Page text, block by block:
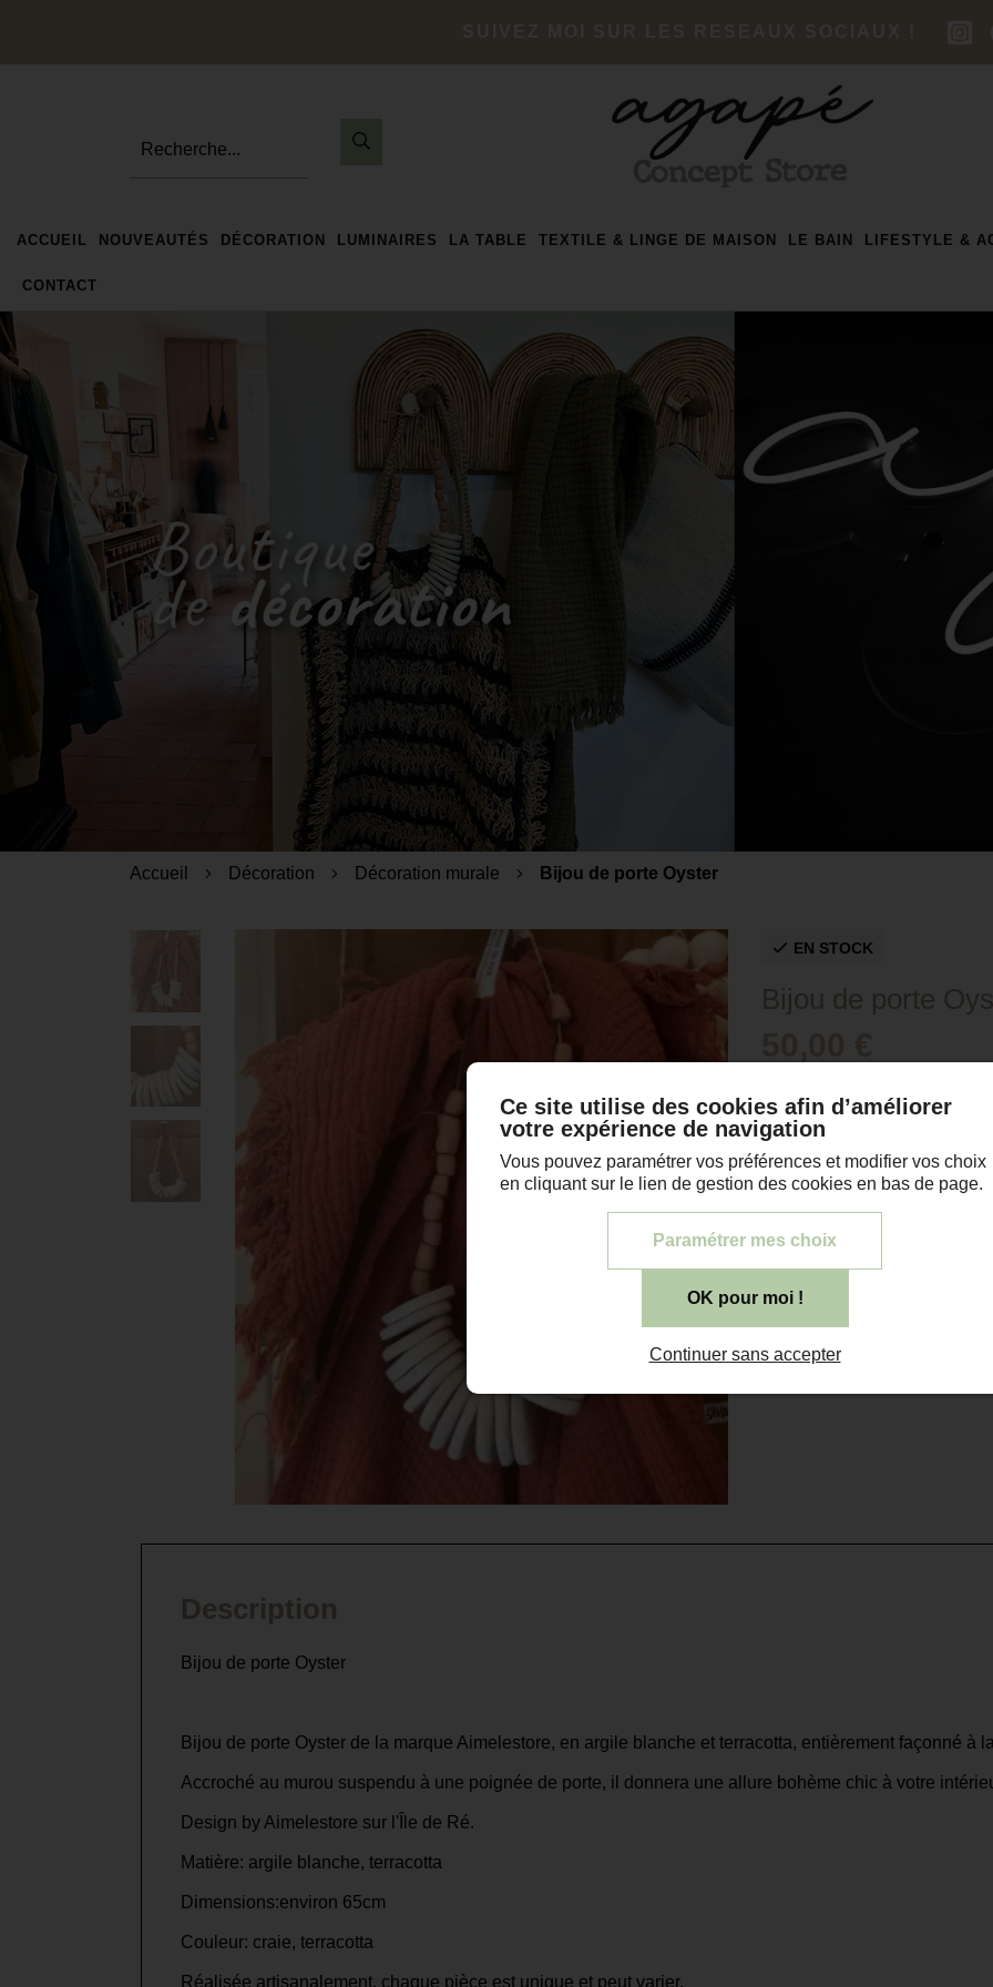
Recherche...
ACCUEIL NOUVEAUTÉS DÉCORATION LUMINAIRES LA TABLE TEXTILE & LINGE DE MAISON LE BAIN LIFESTYLE &
CONTACT
Accueil Décoration Décoration murale Bijou de porte Oyster
EN STOCK
Bijou de porte
1
Description
Bijou de porte Oyster
Bijou de porte Oyster de la marque Aimelestore, en argile blanche et terracotta, entièrement façonné à
Accroché au murou suspendu à une poignée de porte, il donnera une allure bohème chic à votre
Design by Aimelestore sur l'Île de Ré.
Matière: argile blanche, terracotta
Dimensions:environ 65cm
Couleur: craie, terracotta
Réalisée artisanalement, chaque pièce est unique et peut varier.
Ce site utilise des cookies afin d’améliorer
votre expérience de navigation
Vous pouvez paramétrer vos préférences et modifier vos choix
en cliquant sur le lien de gestion des cookies en bas de page.
Paramétrer mes choix
OK pour moi !
Continuer sans accepter